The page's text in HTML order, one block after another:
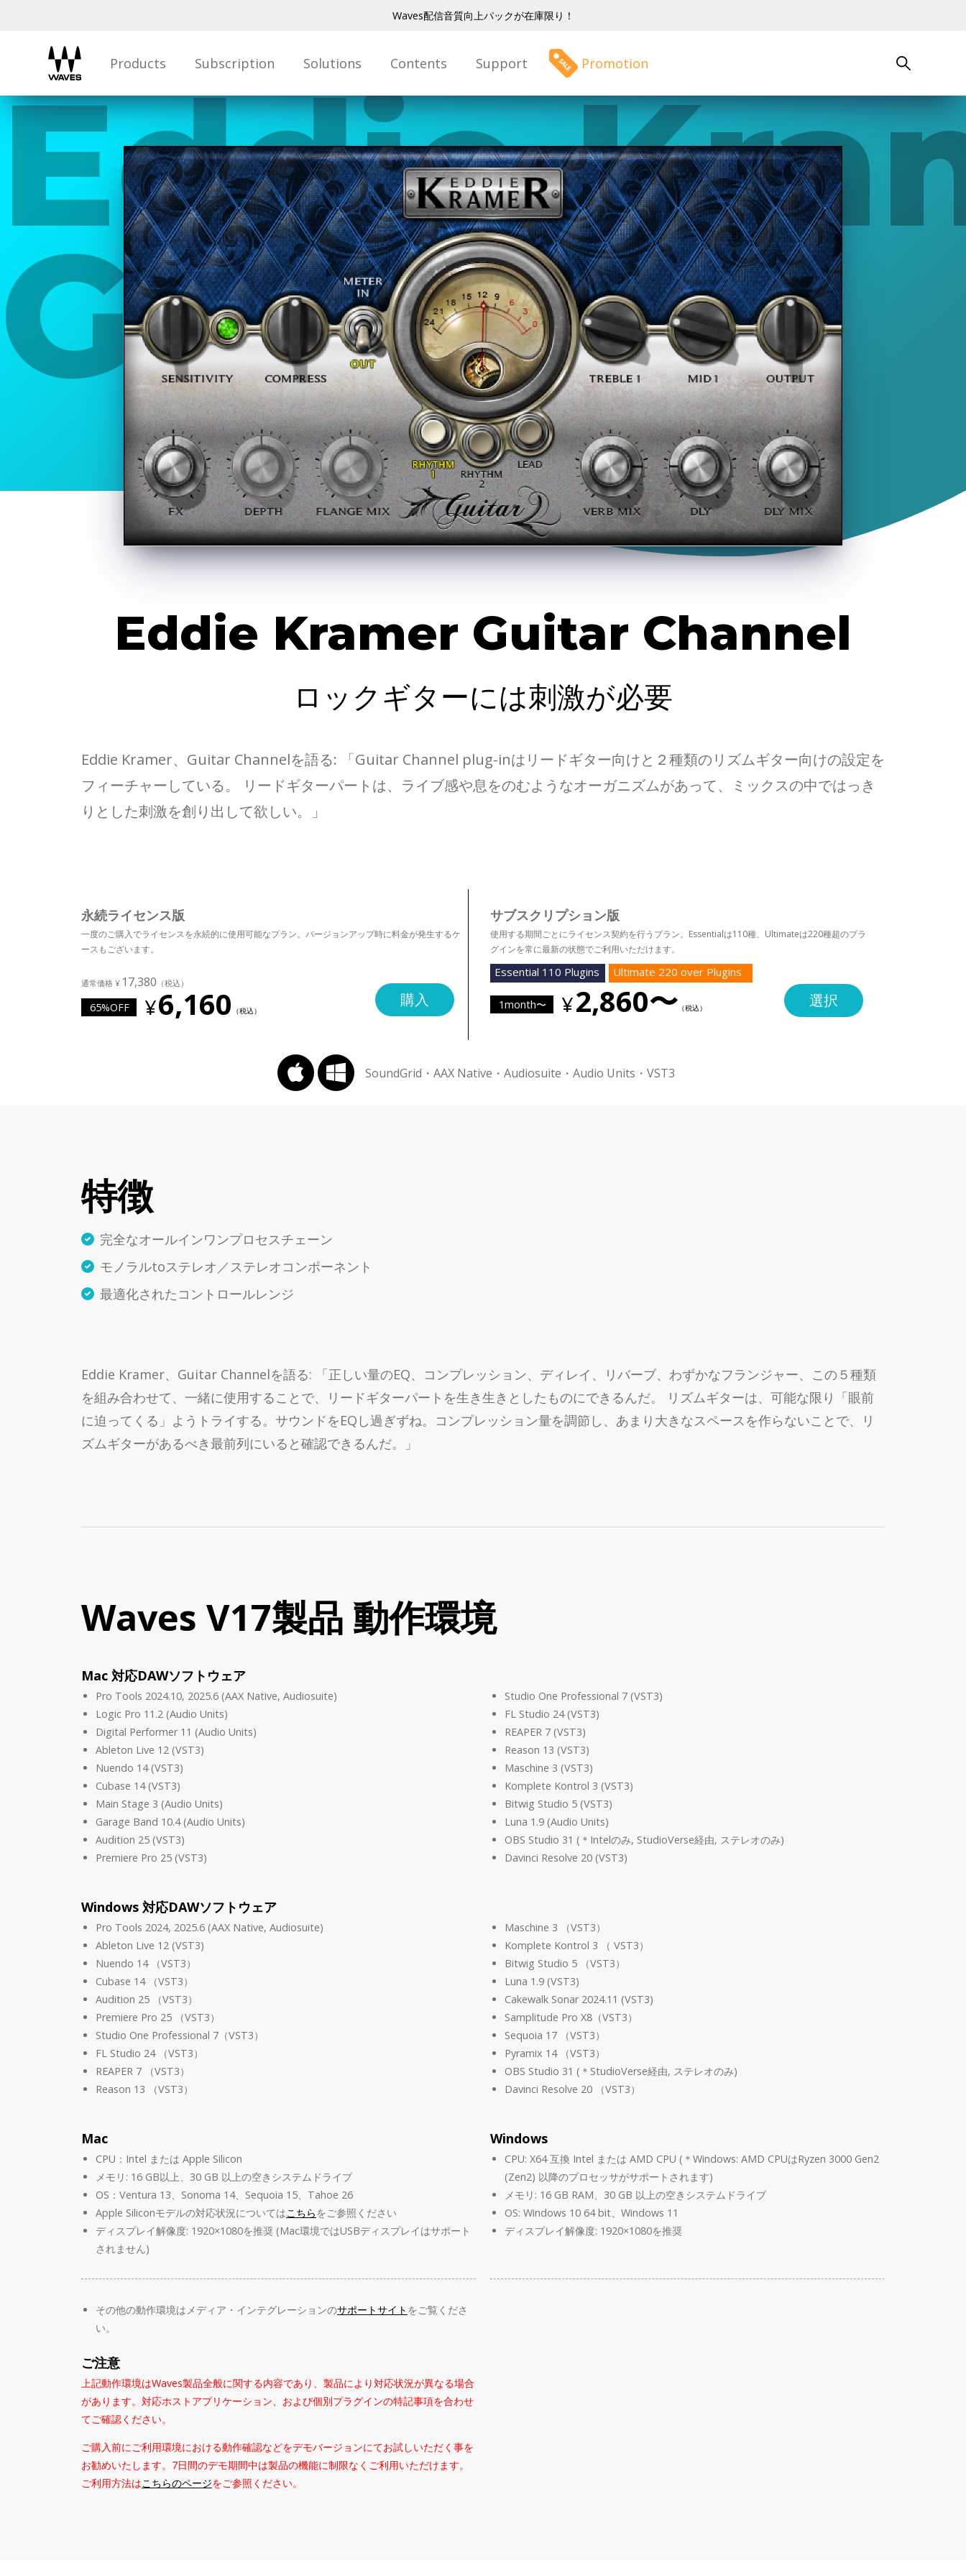
Waves配信音質向上パックが在庫限り！
Products Subscription Solutions Contents Support Promotion
Eddie
Guitar
Channel
Eddie Kramer Guitar Channel
ロックギターには刺激が必要
Eddie Kramer、Guitar Channelを語る: 「Guitar Channel plug-inはリードギター向けと２種類のリズムギター向けの設定を
フィーチャーしている。 リードギターパートは、ライブ感や息をのむようなオーガニズムがあって、ミックスの中ではっき
りとした刺激を創り出して欲しい。」
永続ライセンス版
一度のご購入でライセンスを永続的に使用可能なプラン。バージョンアップ時に料金が発生するケ
ースもございます。
17,380
65%OFF 6,160 購入
サブスクリプション版
使用する期間ごとにライセンス契約を行うプラン。Essentialは110種、Ultimateは220種超のプラ
グインを常に最新の状態でご利用いただけます。
Essential 110 Plugins Ultimate 220 over Plugins
1month〜 2,860〜 選択
SoundGrid・AAX Native・Audiosuite・Audio Units・VST3
特徴
完全なオールインワンプロセスチェーン
モノラルtoステレオ／ステレオコンポーネント
最適化されたコントロールレンジ
Eddie Kramer、Guitar Channelを語る: 「正しい量のEQ、コンプレッション、ディレイ、リバーブ、わずかなフランジャー、この５種類
を組み合わせて、一緒に使用することで、リードギターパートを生き生きとしたものにできるんだ。 リズムギターは、可能な限り「眼前
に迫ってくる」ようトライする。サウンドをEQし過ぎずね。コンプレッション量を調節し、あまり大きなスペースを作らないことで、リ
ズムギターがあるべき最前列にいると確認できるんだ。」
Waves V17製品 動作環境
Mac 対応DAWソフトウェア
Pro Tools 2024.10, 2025.6 (AAX Native, Audiosuite)
Logic Pro 11.2 (Audio Units)
Digital Performer 11 (Audio Units)
Ableton Live 12 (VST3)
Nuendo 14 (VST3)
Cubase 14 (VST3)
Main Stage 3 (Audio Units)
Garage Band 10.4 (Audio Units)
Audition 25 (VST3)
Premiere Pro 25 (VST3)
Studio One Professional 7 (VST3)
FL Studio 24 (VST3)
REAPER 7 (VST3)
Reason 13 (VST3)
Maschine 3 (VST3)
Komplete Kontrol 3 (VST3)
Bitwig Studio 5 (VST3)
Luna 1.9 (Audio Units)
OBS Studio 31 (＊Intelのみ, StudioVerse経由, ステレオのみ)
Davinci Resolve 20 (VST3)
Windows 対応DAWソフトウェア
Pro Tools 2024, 2025.6 (AAX Native, Audiosuite)
Ableton Live 12 (VST3)
Nuendo 14 （VST3）
Cubase 14 （VST3）
Audition 25 （VST3）
Premiere Pro 25 （VST3）
Studio One Professional 7（VST3）
FL Studio 24 （VST3）
REAPER 7 （VST3）
Reason 13 （VST3）
Maschine 3 （VST3）
Komplete Kontrol 3 （ VST3）
Bitwig Studio 5 （VST3）
Luna 1.9 (VST3)
Cakewalk Sonar 2024.11 (VST3)
Samplitude Pro X8（VST3）
Sequoia 17 （VST3）
Pyramix 14 （VST3）
OBS Studio 31 (＊StudioVerse経由, ステレオのみ)
Davinci Resolve 20 （VST3）
Mac
CPU：Intel または Apple Silicon
メモリ: 16 GB以上、30 GB 以上の空きシステムドライブ
OS：Ventura 13、Sonoma 14、Sequoia 15、Tahoe 26
Apple Siliconモデルの対応状況についてはこちらをご参照ください
ディスプレイ解像度: 1920×1080を推奨 (Mac環境ではUSBディスプレイはサポート
されません)
Windows
CPU: X64 互換 Intel または AMD CPU (＊Windows: AMD CPUはRyzen 3000 Gen2
(Zen2) 以降のプロセッサがサポートされます)
メモリ: 16 GB RAM、30 GB 以上の空きシステムドライブ
OS: Windows 10 64 bit、Windows 11
ディスプレイ解像度: 1920×1080を推奨
その他の動作環境はメディア・インテグレーションのサポートサイト をご覧くださ
い。
ご注意
上記動作環境はWaves製品全般に関する内容であり、製品により対応状況が異なる場合
があります。対応ホストアプリケーション、および個別プラグインの特記事項を合わせ
てご確認ください。
ご購入前にご利用環境における動作確認などをデモバージョンにてお試しいただく事を
お勧めいたします。7日間のデモ期間中は製品の機能に制限なくご利用いただけます。
ご利用方法はこちらのページをご参照ください。